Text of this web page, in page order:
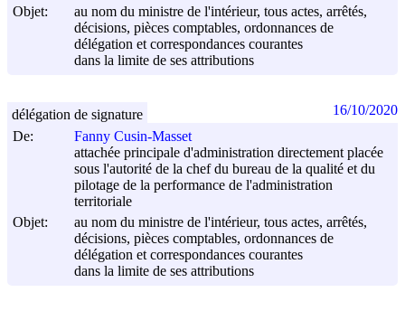
Objet:
au nom du ministre de l'intérieur, tous actes, arrêtés,
décisions, pièces comptables, ordonnances de
délégation et correspondances courantes
dans la limite de ses attributions
De:
Fanny Cusin-Masset
attachée principale d'administration directement placée
sous l'autorité de la chef du bureau de la qualité et du
pilotage de la performance de l'administration
territoriale
Objet:
au nom du ministre de l'intérieur, tous actes, arrêtés,
décisions, pièces comptables, ordonnances de
délégation et correspondances courantes
dans la limite de ses attributions
délégation de signature 16/10/2020